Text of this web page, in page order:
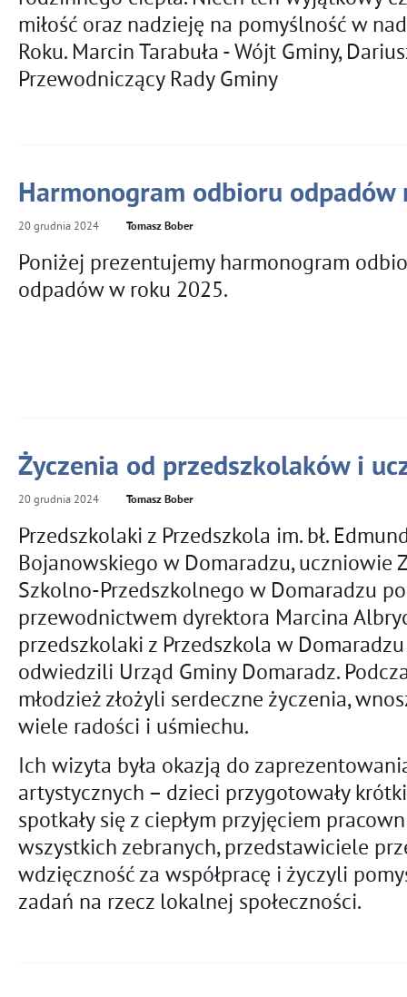
Harmonogram odbioru odpadów
20 grudnia 2024 Tomasz Bober
Poniżej prezentujemy harmonogram
odpadów w roku 2025.
Życzenia od przedszkolaków i
20 grudnia 2024 Tomasz Bober
Przedszkolaki z Przedszkola im. bł.
Bojanowskiego w Domaradzu, uczniowie
Szkolno-Przedszkolnego w Domaradzu
przewodnictwem dyrektora Marcina
przedszkolaki z Przedszkola w Domaradzu
odwiedzili Urząd Gminy Domaradz.
młodzież złożyli serdeczne życzenia,
wiele radości i uśmiechu.
Ich wizyta była okazją do
artystycznych – dzieci przygotowały
spotkały się z ciepłym przyjęciem
wszystkich zebranych, przedstawiciele
wdzięczność za współpracę i życzyli
zadań na rzecz lokalnej społeczności.